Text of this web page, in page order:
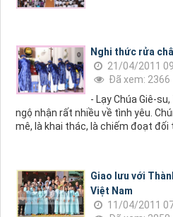
Nghi thức rửa
21/04/2011
Đã xem: 2366
- Lạy Chúa Giê-
ngộ nhận rất nhiều về tình yêu.
mê, là khai thác, là chiếm đoạt đối
Giao lưu với
Việt Nam
11/04/2011